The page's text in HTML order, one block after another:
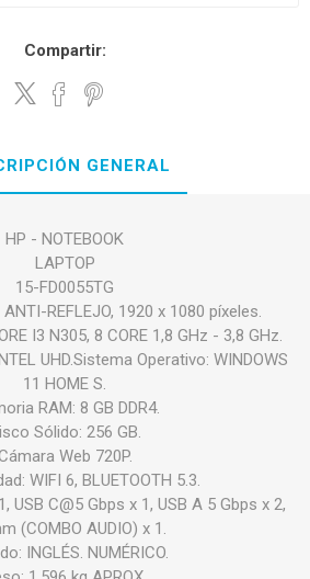
Compartir:
GENERAL
HP - NOTEBOOK
LAPTOP
15-FD0055TG
ANTI-REFLEJO, 1920 x 1080 píxeles.
I3 N305, 8 CORE 1,8 GHz - 3,8 GHz.
UHD.Sistema Operativo: WINDOWS
11 HOME S.
RAM: 8 GB DDR4.
Sólido: 256 GB.
Web 720P.
WIFI 6, BLUETOOTH 5.3.
USB C@5 Gbps x 1, USB A 5 Gbps x 2,
(COMBO AUDIO) x 1.
INGLÉS. NUMÉRICO.